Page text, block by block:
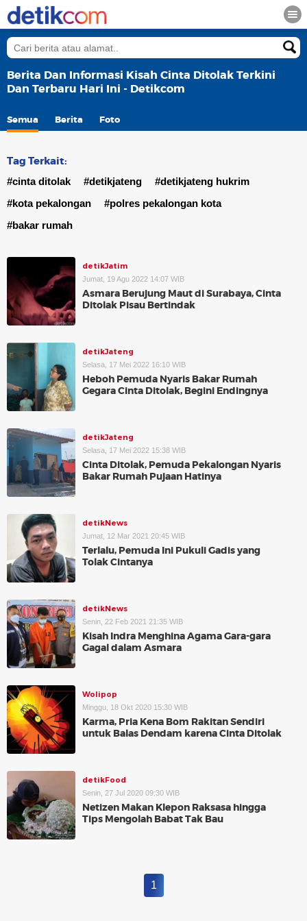
Berita Dan Informasi Kisah Cinta Ditolak Terkini
Dan Terbaru Hari Ini - Detikcom
Semua Berita Foto
Tag Terkait:
#cinta ditolak #detikjateng
#detikjateng hukrim
#kota pekalongan
#polres pekalongan kota
#bakar rumah
detikJatim
Jumat, 19 Agu 2022 14:07 WIB
Asmara Berujung Maut di Surabaya, Cinta
Ditolak Pisau Bertindak
detikJateng
Selasa, 17 Mei 2022 16:10 WIB
Heboh Pemuda Nyaris Bakar Rumah
Gegara Cinta Ditolak, Begini Endingnya
detikJateng
Selasa, 17 Mei 2022 15:38 WIB
Cinta Ditolak, Pemuda Pekalongan Nyaris
Bakar Rumah Pujaan Hatinya
detikNews
Jumat, 12 Mar 2021 20:45 WIB
Terlalu, Pemuda Ini Pukuli Gadis yang
Tolak Cintanya
detikNews
Senin, 22 Feb 2021 21:35 WIB
Kisah Indra Menghina Agama Gara-gara
Gagal dalam Asmara
Wolipop
Minggu, 18 Okt 2020 15:30 WIB
Karma, Pria Kena Bom Rakitan Sendiri
untuk Balas Dendam karena Cinta Ditolak
detikFood
Senin, 27 Jul 2020 09:30 WIB
Netizen Makan Klepon Raksasa hingga
Tips Mengolah Babat Tak Bau
1